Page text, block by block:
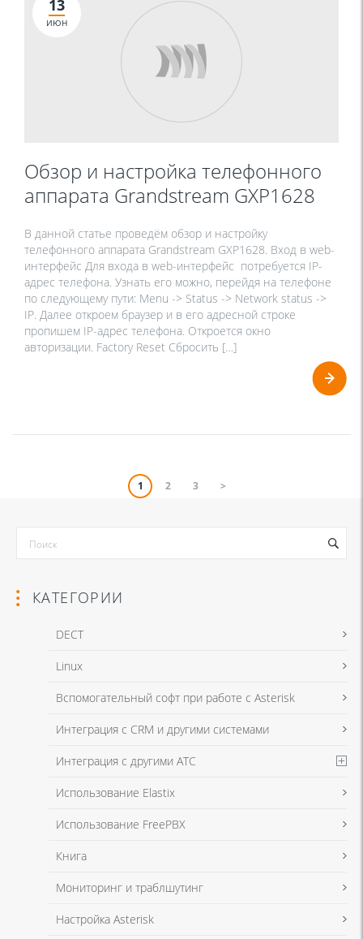
13
ИЮН
Обзор и настройка телефонного
аппарата Grandstream GXP1628
В данной статье проведём обзор и настройку
телефонного аппарата Grandstream GXP1628. Вход в web-
интерфейс Для входа в web-интерфейс потребуется IP-
адрес телефона. Узнать его можно, перейдя на телефоне
по следующему пути: Menu -> Status -> Network status ->
IP. Далее откроем браузер и в его адресной строке
пропишем IP-адрес телефона. Откроется окно
авторизации. Factory Reset Сбросить […]
1 2 3 >
КАТЕГОРИИ
DECT
Linux
Вспомогательный софт при работе с Asterisk
Интеграция с CRM и другими системами
Интеграция с другими АТС
Использование Elastix
Использование FreePBX
Книга
Мониторинг и траблшутинг
Настройка Asterisk